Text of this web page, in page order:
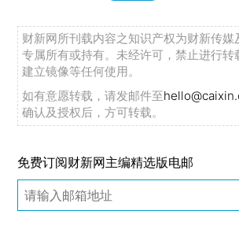
财新网所刊载内容之知识产权为财新传媒
专属所有或持有。未经许可，禁止进行转
建立镜像等任何使用。
如有意愿转载，请发邮件至
确认及授权后，方可转载。
免费订阅财新网主编精选版电邮